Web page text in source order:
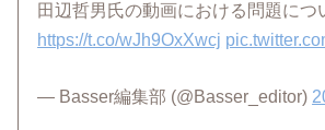
田辺哲男氏の動画における問題につ
https://t.co/wJh9OxXwcj
— Basser編集部 (@Basser_editor)